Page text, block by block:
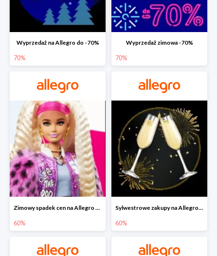
Wyprzedaż na Allegro do -70%
70%
Wyprzedaż zimowa -70%
70%
Zimowy spadek cen na Allegro - lalki Barbie do -60%
60%
Sylwestrowe zakupy na Allegro do -60%
60%